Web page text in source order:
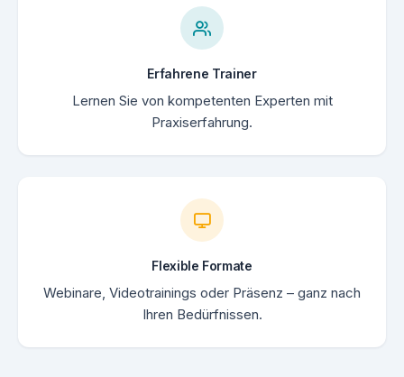
Erfahrene Trainer
Lernen Sie von kompetenten Experten mit
Praxiserfahrung.
Flexible Formate
Webinare, Videotrainings oder Präsenz – ganz nach
Ihren Bedürfnissen.